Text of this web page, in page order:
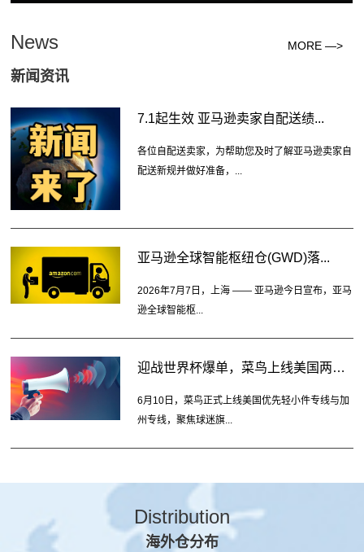
News
新闻资讯
MORE —>
7.1起生效 亚马逊卖家自配送绩...
各位自配送卖家，为帮助您及时了解亚马逊卖家自
配送新规并做好准备，...
亚马逊全球智能枢纽仓(GWD)落...
2026年7月7日，上海 —— 亚马逊今日宣布，亚马
逊全球智能枢...
迎战世界杯爆单，菜鸟上线美国两大...
6月10日，菜鸟正式上线美国优先轻小件专线与加
州专线，聚焦球迷旗...
Distribution
海外仓分布